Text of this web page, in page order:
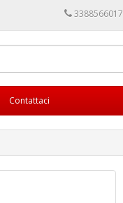
3388566017
Contattaci